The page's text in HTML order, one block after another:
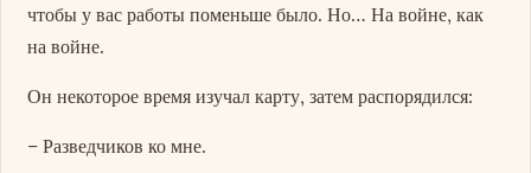
чтобы у вас работы поменьше было. Но… На войне, как
на войне.
Он некоторое время изучал карту, затем распорядился:
– Разведчиков ко мне.